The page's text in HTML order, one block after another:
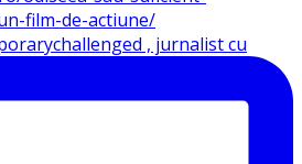
, jurnalist cu